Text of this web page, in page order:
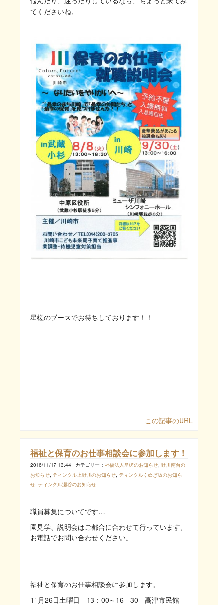
てくださいね。
星槎のブースでお待ちしております！！
この記事のURL
福祉と保育のお仕事相談会に参加します！
2016/11/17 13:44 カテゴリー： 社福法人星槎のお知らせ, 野川南台の
お知らせ, ティンクル上野川のお知らせ, ティンクルくぬぎ坂のお知ら
せ, ティンクル瀬谷のお知らせ
職員募集についてです…
園見学、説明会はご都合に合わせて行っています。
お電話でお問い合わせください。
福祉と保育のお仕事相談会に参加します。
11月26日土曜日 13：00～16：30 高津市民館